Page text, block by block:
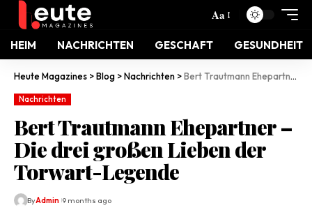
Aa
HEIM NACHRICHTEN GESCHAFT GESUNDHEIT
Heute Magazines >Blog >Nachrichten >Bert Trautmann Ehepartner – Die drei großen Lieben der Torwart-Legende
Nachrichten
Bert Trautmann Ehepartner –
Die drei großen Lieben der
Torwart-Legende
ByAdmin 9 months ago